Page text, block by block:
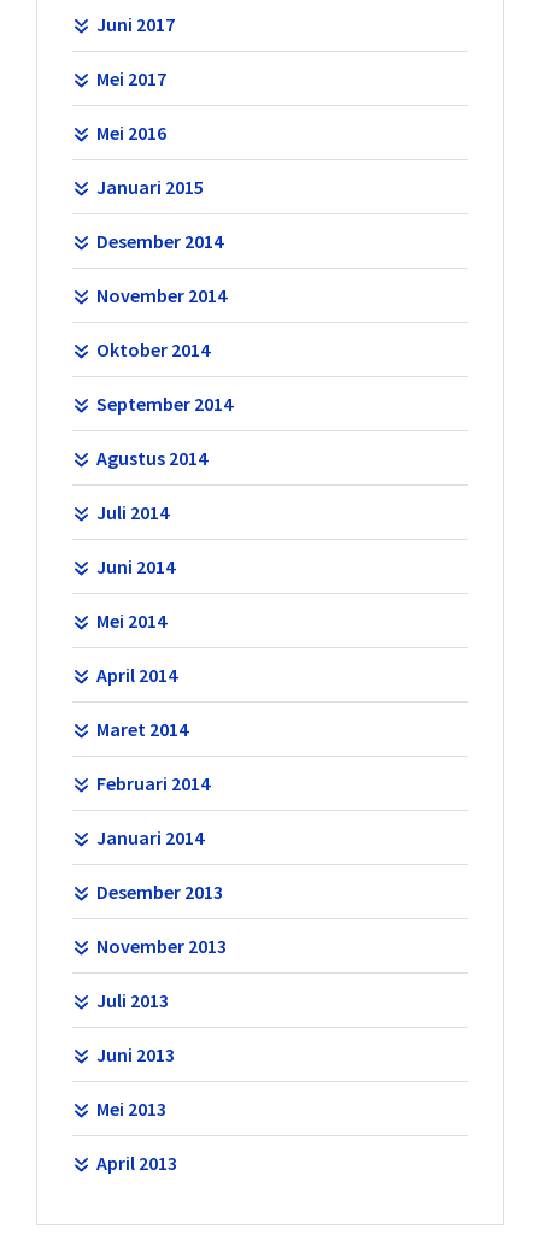
Juni 2017
Mei 2017
Mei 2016
Januari 2015
Desember 2014
November 2014
Oktober 2014
September 2014
Agustus 2014
Juli 2014
Juni 2014
Mei 2014
April 2014
Maret 2014
Februari 2014
Januari 2014
Desember 2013
November 2013
Juli 2013
Juni 2013
Mei 2013
April 2013